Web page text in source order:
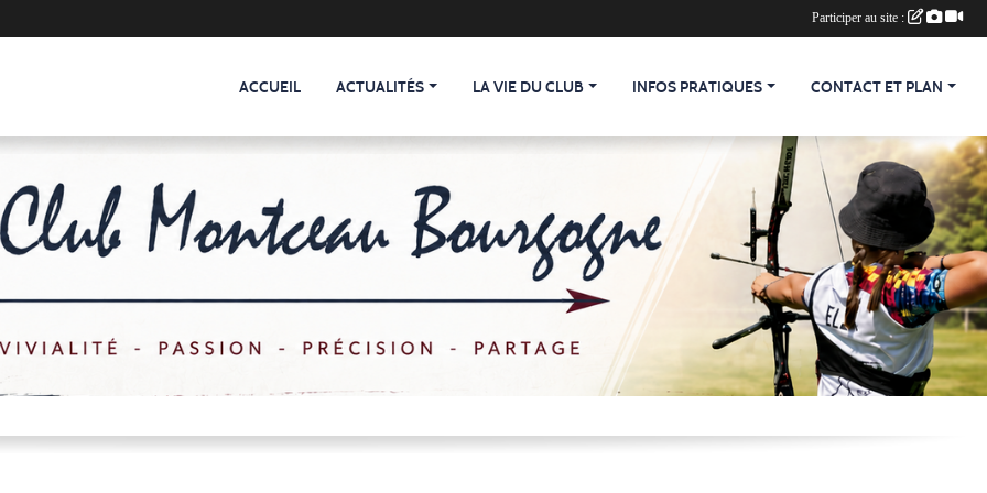
ACCUEIL ACTUALITÉS LA VIE DU CLUB INFOS PRATIQUES CONTACT ET PLAN
Participer au site :